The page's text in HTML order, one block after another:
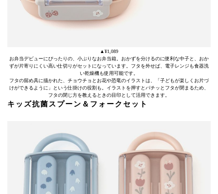
▲¥1,089
お弁当デビューにぴったりの、小ぶりなお弁当箱。おかずを分けるのに便利な中子と、おか
ずが片寄りにくい高い仕切りがセットになっています。フタを外せば、電子レンジも食器洗
い乾燥機も使用可能です。
フタの留め具に描かれた、チョウチョとお花や恐竜のイラストは、「子どもが楽しくお片づ
けができるように」という仕掛けの役割も。イラストを押すとパチッとフタが閉まるため、
フタの閉じ方を教えるときの目印として活用できます。
キッズ抗菌スプーン＆フォークセット